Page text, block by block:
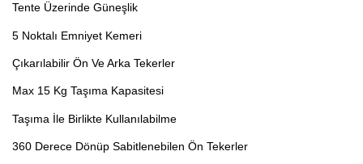
Tente Üzerinde Güneşlik
5 Noktalı Emniyet Kemeri
Çıkarılabilir Ön Ve Arka Tekerler
Max 15 Kg Taşıma Kapasitesi
Taşıma İle Birlikte Kullanılabilme
360 Derece Dönüp Sabitlenebilen Ön Tekerler